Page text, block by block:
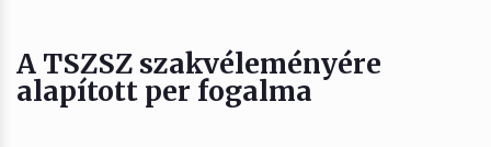
A TSZSZ szakvéleményére
alapított per fogalma